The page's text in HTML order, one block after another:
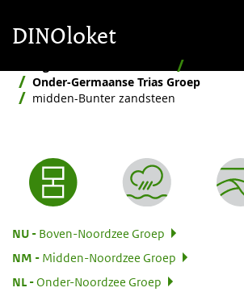
DINOloket
Onder-Germaanse Trias Groep
midden-Bunter zandsteen
Nomenclator menu
NU:
Boven-Noordzee Groep
NM
Midden-Noordzee Groep
NL
Onder-Noordzee Groep